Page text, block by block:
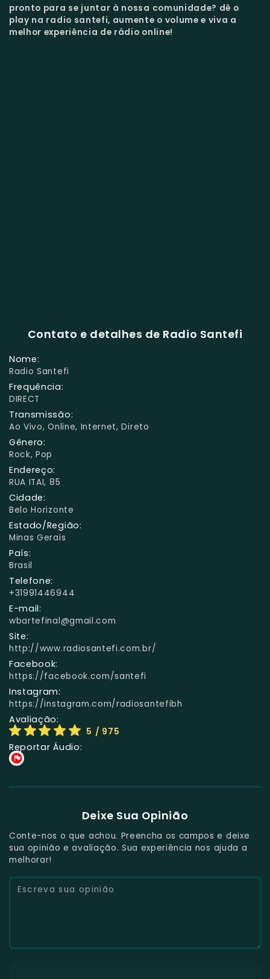
pronto para se juntar à nossa comunidade? dê o
play na radio santefi, aumente o volume e viva a
melhor experiência de rádio online!
Contato e detalhes de Radio Santefi
Nome:
Radio Santefi
Frequência:
DIRECT
Transmissão:
Ao Vivo, Online, Internet, Direto
Gênero:
Rock, Pop
Endereço:
RUA ITAI, 85
Cidade:
Belo Horizonte
Estado/Região:
Minas Gerais
País:
Brasil
Telefone:
+31991446944
E-mail:
wbartefinal@gmail.com
Site:
http://www.radiosantefi.com.br/
Facebook:
https://facebook.com/santefi
Instagram:
https://instagram.com/radiosantefibh
Avaliação:
5 / 975
Reportar Áudio:
Deixe Sua Opinião
Conte-nos o que achou. Preencha os campos e deixe
sua opinião e avaliação. Sua experiência nos ajuda a
melhorar!